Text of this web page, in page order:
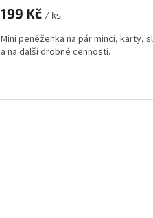
199 Kč / ks
Mini peněženka na pár mincí, karty,
a na další drobné cennosti.